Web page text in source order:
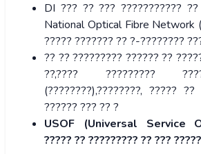
DI ??? ?? ??? ???????????
National Optical Fibre Network
????? ??????? ?? ?-????????
?? ?? ????????? ?????? ??
??,???? ?????????
(????????),????????, ?????
?????? ??? ?? ?
USOF (Universal Service
????? ?? ????????? ?? ???